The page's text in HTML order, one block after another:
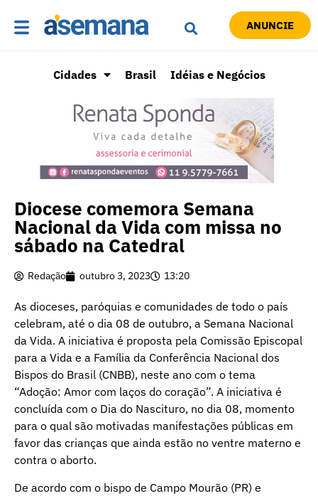
ANUNCIE
Cidades Brasil Idéias e Negócios
Diocese comemora Semana
Nacional da Vida com missa no
sábado na Catedral
Redação outubro 3, 2023 13:20
As dioceses, paróquias e comunidades de todo o país
celebram, até o dia 08 de outubro, a Semana Nacional
da Vida. A iniciativa é proposta pela Comissão Episcopal
para a Vida e a Família da Conferência Nacional dos
Bispos do Brasil (CNBB), neste ano com o tema
“Adoção: Amor com laços do coração”. A iniciativa é
concluída com o Dia do Nascituro, no dia 08, momento
para o qual são motivadas manifestações públicas em
favor das crianças que ainda estão no ventre materno e
contra o aborto.
De acordo com o bispo de Campo Mourão (PR) e